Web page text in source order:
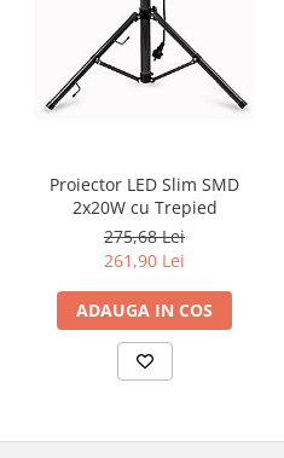
Proiector LED Slim SMD
2x20W cu Trepied
275,68 Lei
261,90 Lei
ADAUGA IN COS